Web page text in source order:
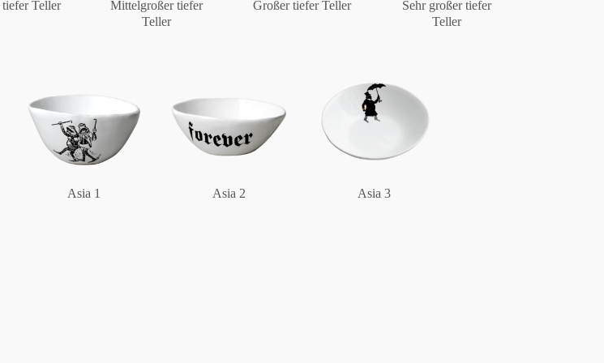
Teller
Mittelgroßer tiefer
Teller
Großer tiefer Teller
Sehr großer tiefer
Teller
Asia 1 Asia 2 Asia 3